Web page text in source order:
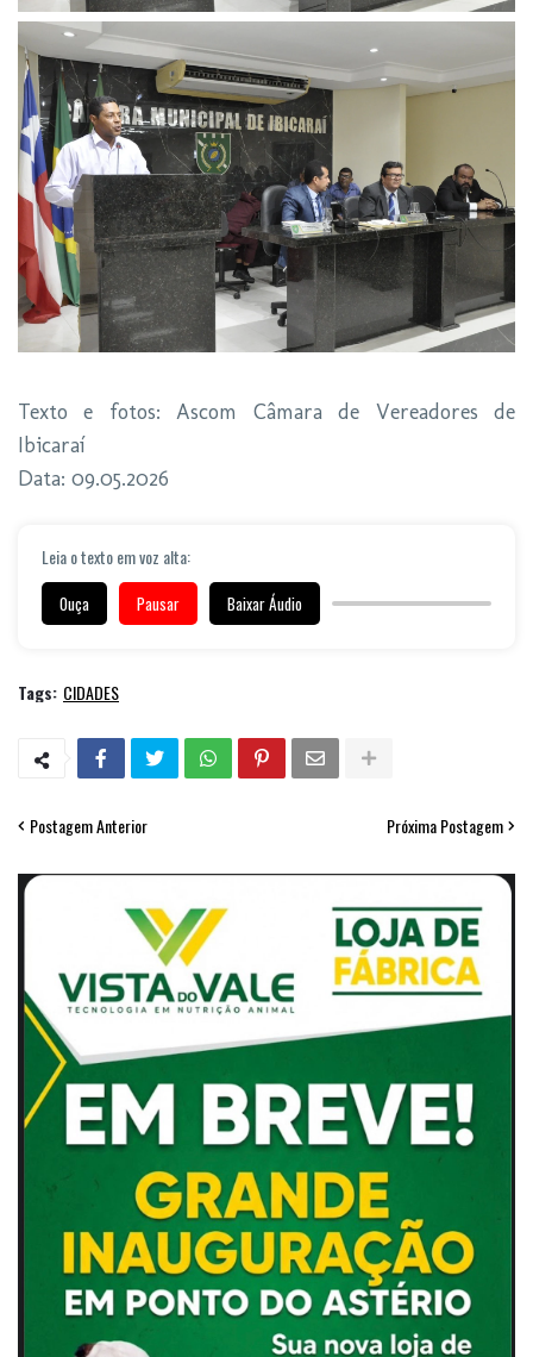
Texto e fotos: Ascom Câmara de Vereadores de
Ibicaraí
Data: 09.05.2026
Leia o texto em voz alta:
Ouça Pausar Baixar Áudio
Tags: CIDADES
Postagem Anterior Próxima Postagem